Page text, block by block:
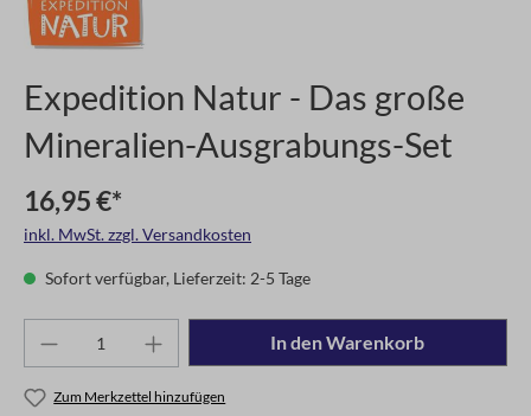
Expedition Natur - Das große
Mineralien-Ausgrabungs-Set
16,95 €*
inkl. MwSt. zzgl. Versandkosten
Sofort verfügbar, Lieferzeit: 2-5 Tage
In den Warenkorb
Zum Merkzettel hinzufügen